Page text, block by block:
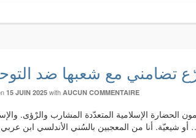
تضامني مع شعبها ضد
15 JUIN 2025 with AUCUN COMMENTAIRE
الحضارة الإسلامية المتعدّدة المشارب والرْؤى.
المفتول السهروردي وأفرق …